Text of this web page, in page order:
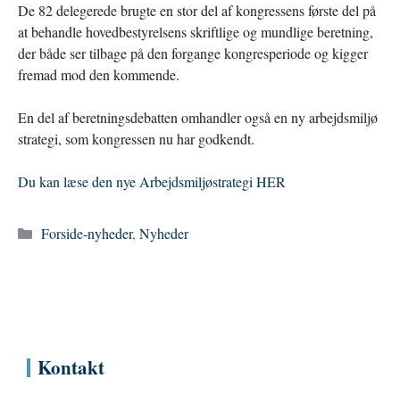
De 82 delegerede brugte en stor del af kongressens første del på
at behandle hovedbestyrelsens skriftlige og mundlige beretning,
der både ser tilbage på den forgange kongresperiode og kigger
fremad mod den kommende.
En del af beretningsdebatten omhandler også en ny arbejdsmiljø
strategi, som kongressen nu har godkendt.
Du kan læse den nye Arbejdsmiljøstrategi HER
Kategorier
Forside-nyheder, Nyheder
Kontakt